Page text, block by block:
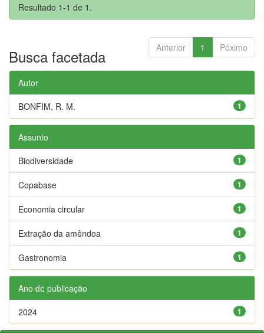
Resultado 1-1 de 1.
Anterior 1 Póximo
Busca facetada
Autor
1
BONFIM, R. M.
Assunto
1
Biodiversidade
1
Copabase
1
Economia circular
1
Extração da amêndoa
1
Gastronomia
Ano de publicação
1
2024